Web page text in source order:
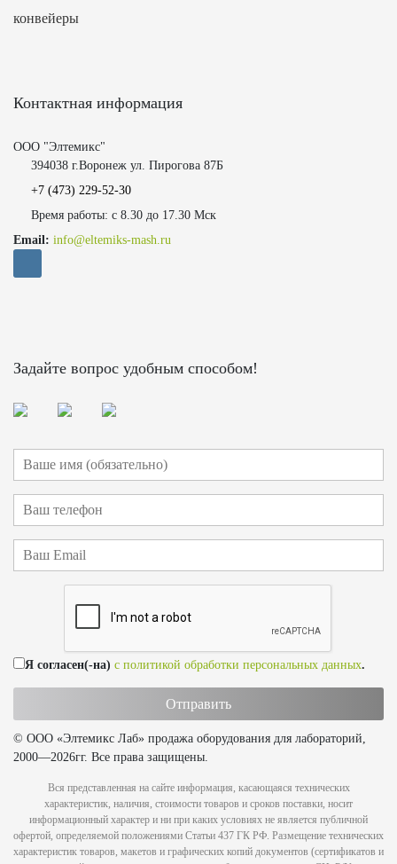
конвейеры
Контактная информация
ООО "Элтемикс"
394038 г.Воронеж ул. Пирогова 87Б
+7 (473) 229-52-30
Время работы: с 8.30 до 17.30 Мск
Email: info@eltemiks-mash.ru
Задайте вопрос удобным способом!
Я согласен(-на) с политикой обработки персональных данных.
© ООО «Элтемикс Лаб» продажа оборудования для лабораторий,
2000—2026гг. Все права защищены.
Вся представленная на сайте информация, касающаяся технических
характеристик, наличия, стоимости товаров и сроков поставки, носит
информационный характер и ни при каких условиях не является публичной
офертой, определяемой положениями Статьи 437 ГК РФ. Размещение технических
характеристик товаров, макетов и графических копий документов (сертификатов и